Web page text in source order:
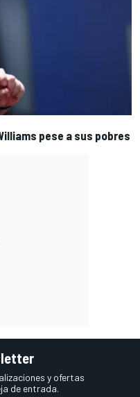
pese a sus pobres
y ofertas
de entrada.